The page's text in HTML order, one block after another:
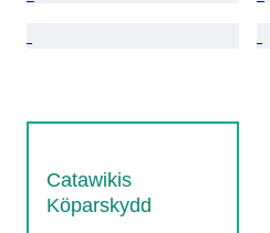
Catawikis
Köparskydd